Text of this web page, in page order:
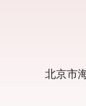
北京市